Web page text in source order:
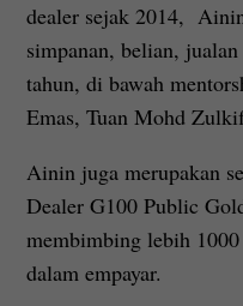
dealer sejak 2014,
simpanan, belian,
tahun, di bawah
Emas, Tuan Mohd
Ainin juga merupakan
Dealer G100 Public
membimbing lebih
dalam empayar.